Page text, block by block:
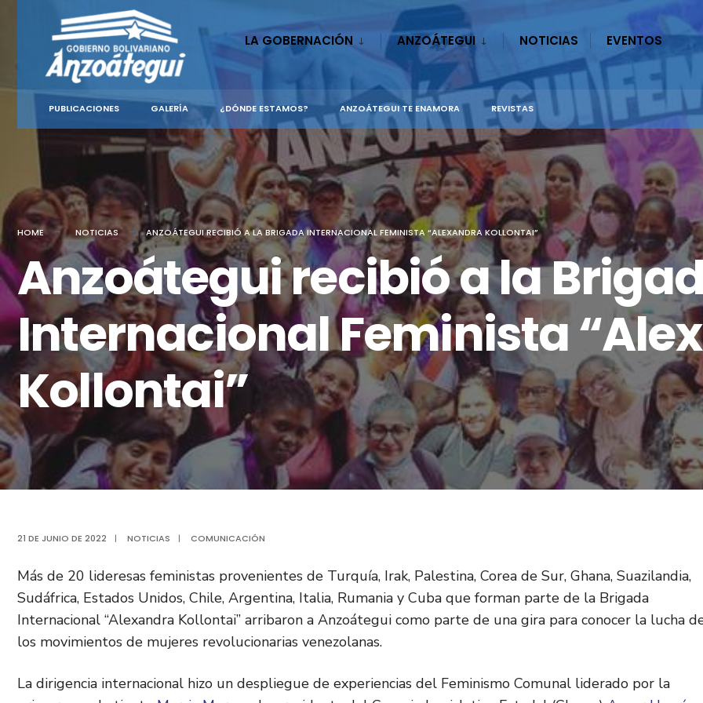
content
LA GOBERNACIÓN ANZOÁTEGUI NOTICIAS EVENTOS
PUBLICACIONES GALERÍA ¿DÓNDE ESTAMOS? ANZOÁTEGUI TE ENAMORA REVISTAS
HOME NOTICIAS ANZOÁTEGUI RECIBIÓ A LA BRIGADA INTERNACIONAL FEMINISTA “ALEXANDRA KOLLONTAI”
Anzoátegui recibió a la
Internacional Feminista
Kollontai”
21 DE JUNIO DE 2022 | NOTICIAS | COMUNICACIÓN
Más de 20 lideresas feministas provenientes de Turquía, Irak, Palestina, Corea de Sur, Ghana, Suazilandia,
Sudáfrica, Estados Unidos, Chile, Argentina, Italia, Rumania y Cuba que forman parte de la Brigada
Internacional “Alexandra Kollontai” arribaron a Anzoátegui como parte de una gira para conocer la lucha
los movimientos de mujeres revolucionarias venezolanas.
La dirigencia internacional hizo un despliegue de experiencias del Feminismo Comunal liderado por la